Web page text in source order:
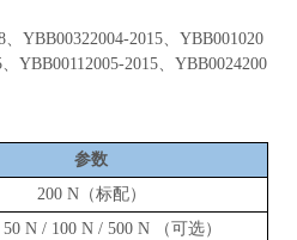
YBB00322004-2015、YBB001020
YBB00112005-2015、YBB0024200
参数
200 N（标配）
N / 100 N / 500 N （可选）